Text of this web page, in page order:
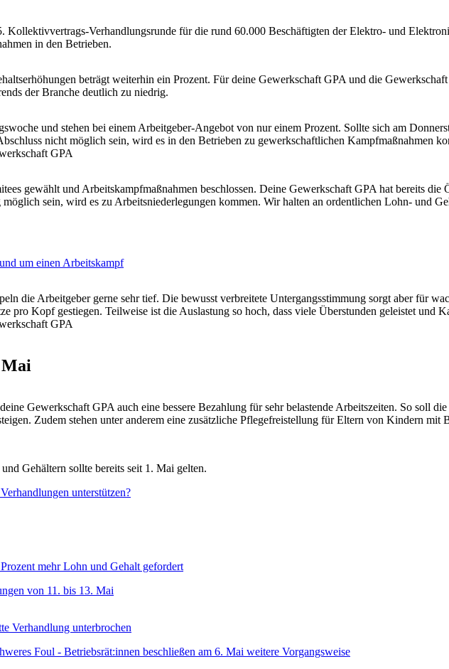
Verhandlungsrunde für die rund 60.000 Beschäftigten der Elektro- und
in den Betrieben.
beträgt weiterhin ein Prozent. Für deine Gewerkschaft GPA und die
der Branche deutlich zu niedrig.
und stehen bei einem Arbeitgeber-Angebot von nur einem Prozent. Sollte sich am
nicht möglich sein, wird es in den Betrieben zu gewerkschaftlichen Kampfmaßnahmen
GPA
gewählt und Arbeitskampfmaßnahmen beschlossen. Deine Gewerkschaft GPA hat bereits
sein, wird es zu Arbeitsniederlegungen kommen. Wir halten an ordentlichen Lohn- und
um einen Arbeitskampf
die Arbeitgeber gerne sehr tief. Die bewusst verbreitete Untergangsstimmung sorgt aber für
pro Kopf gestiegen. Teilweise ist die Auslastung so hoch, dass viele Überstunden geleistet und
GPA
Mai
Gewerkschaft GPA auch eine bessere Bezahlung für sehr belastende Arbeitszeiten. So soll
Zudem stehen unter anderem eine zusätzliche Pflegefreistellung für Eltern von Kindern mit
Gehältern sollte bereits seit 1. Mai gelten.
unterstützen?
mehr Lohn und Gehalt gefordert
von 11. bis 13. Mai
Verhandlung unterbrochen
Foul - Betriebsrät:innen beschließen am 6. Mai weitere Vorgangsweise